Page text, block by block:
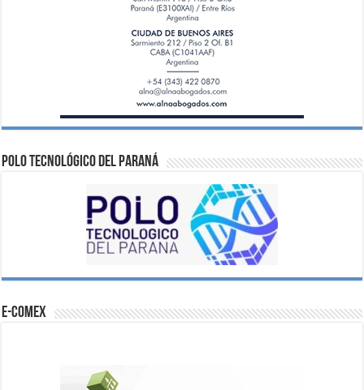
Polo Tecnológico del Paraná
e-comex